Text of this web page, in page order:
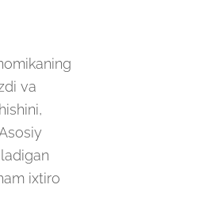
va
ixtiro